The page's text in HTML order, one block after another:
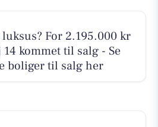
For 2.195.000 kr
kommet til salg - Se
boliger til salg her